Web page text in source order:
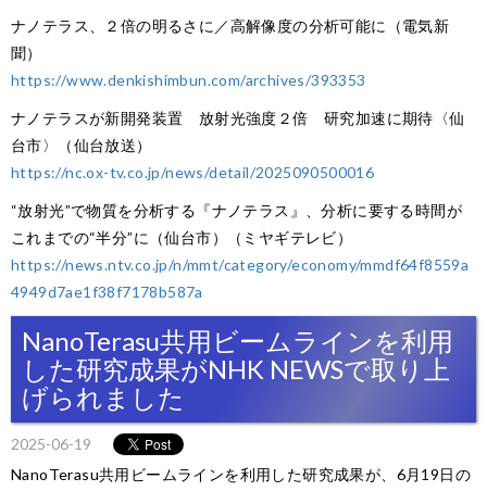
ナノテラス、２倍の明るさに／高解像度の分析可能に（電気新
聞）
https://www.denkishimbun.com/archives/393353
ナノテラスが新開発装置 放射光強度２倍 研究加速に期待〈仙
台市〉（仙台放送）
https://nc.ox-tv.co.jp/news/detail/2025090500016
“放射光”で物質を分析する『ナノテラス』、分析に要する時間が
これまでの“半分”に（仙台市）（ミヤギテレビ）
https://news.ntv.co.jp/n/mmt/category/economy/mmdf64f8559a
4949d7ae1f38f7178b587a
NanoTerasu共用ビームラインを利用
した研究成果がNHK NEWSで取り上
げられました
2025-06-19
NanoTerasu共用ビームラインを利用した研究成果が、6月19日の